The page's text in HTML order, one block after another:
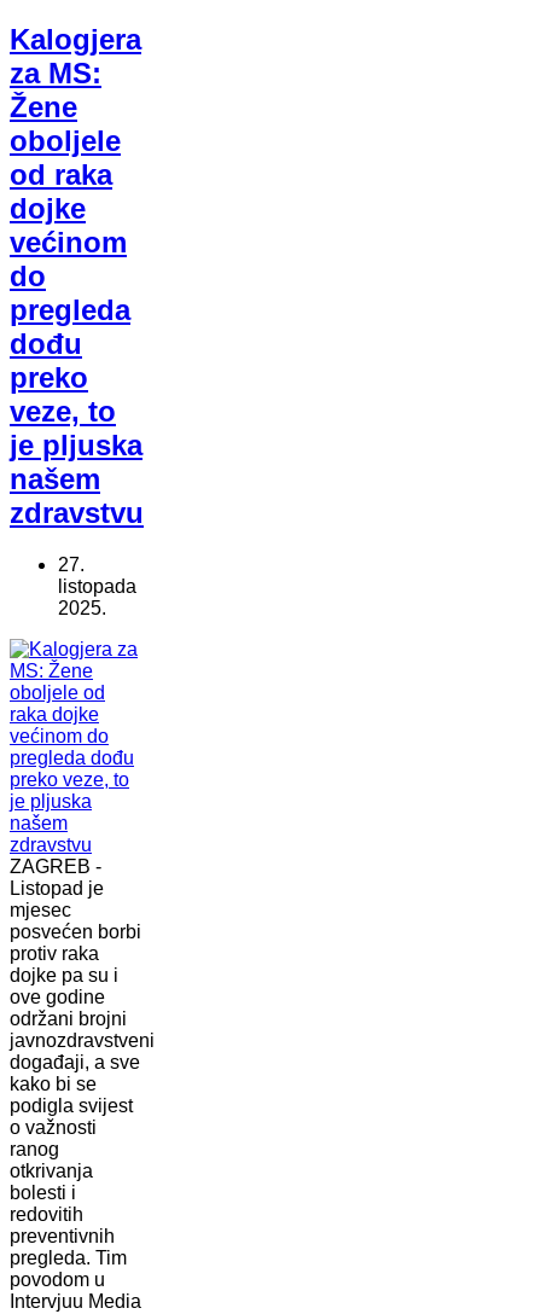
Kalogjera
za MS:
Žene
oboljele
od raka
dojke
većinom
do
pregleda
dođu
preko
veze, to
je pljuska
našem
zdravstvu
27.
listopada
2025.
ZAGREB -
Listopad je
mjesec
posvećen borbi
protiv raka
dojke pa su i
ove godine
održani brojni
javnozdravstveni
događaji, a sve
kako bi se
podigla svijest
o važnosti
ranog
otkrivanja
bolesti i
redovitih
preventivnih
pregleda. Tim
povodom u
Intervjuu Media